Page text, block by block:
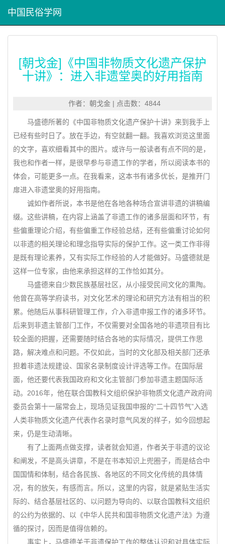
中国民俗学网
[朝戈金]《中国非物质文化遗产保护
十讲》：进入非遗堂奥的好用指南
作者：朝戈金 | 点击数：4844
马盛德所著的《中国非物质文化遗产保护十讲》来到我手上
已经有些时日了。放在手边，有空就翻一翻。我喜欢浏览这里面
的文字，喜欢细看其中的图片。或许与一般读者有点不同的是，
我也和作者一样，是很早参与非遗工作的学者，所以阅读本书的
体会，可能更多一点。在我看来，这本书有诸多优长，是推开门
扉进入非遗堂奥的好用指南。
诚如作者所说，本书是他在各地各种场合宣讲非遗的讲稿编
缀。这些讲稿，在内容上涵盖了非遗工作的诸多层面和环节，有
些偏重理论介绍，有些偏重工作经验总结，还有些偏重讨论如何
以非遗的相关理论和理念指导实际的保护工作。这一类工作非得
是既有理论素养，又有实际工作经验的人才能做好。马盛德就是
这样一位专家，由他来承担这样的工作恰如其分。
马盛德来自少数民族基层社区，从小接受民间文化的熏陶。
他曾在高等学府读书，对文化艺术的理论和研究方法有相当的积
累。他随后从事科研管理工作，介入非遗申报工作的诸多环节。
后来到非遗主管部门工作，不仅需要对全国各地的非遗项目有比
较全面的把握，还需要随时结合各地的实际情况，提供工作思
路，解决难点和问题。不仅如此，当时的文化部及相关部门还承
担着非遗法规建设、国家名录制度设计评选等工作。在国际层
面，他还要代表我国政府和文化主管部门参加非遗主题国际活
动。2016年，他在联合国教科文组织保护非物质文化遗产政府间
委员会第十一届常会上，现场见证我国申报的“二十四节气”入选
人类非物质文化遗产代表作名录时意气风发的样子，如今回想起
来，仍是生动清晰。
有了上面两点做支撑，读者就会知道，作者关于非遗的议论
和阐发，不是高头讲章，不是在书本知识上兜圈子，而是结合中
国国情和体制，结合各民族、各地区的不同文化传统的具体情
况，有的放矢，有感而言。所以，这里的内容，就是紧贴生活实
际的、结合基层社区的、以问题为导向的、以联合国教科文组织
的公约为依据的、以《中华人民共和国非物质文化遗产法》为遵
循的探讨，因而是值得信赖的。
事实上，马盛德关于非遗保护工作的整体认识和对具体实际